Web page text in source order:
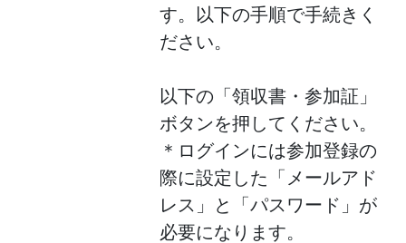
す。以下の手順で手続きく
ださい。
以下の「領収書・参加証」
ボタンを押してください。
＊ログインには参加登録の
際に設定した「メールアド
レス」と「パスワード」が
必要になります。